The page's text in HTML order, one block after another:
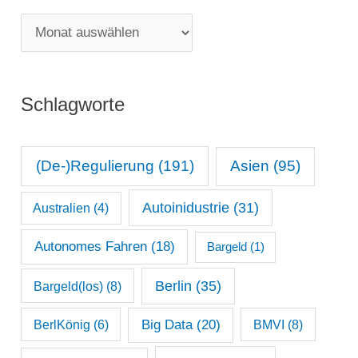
n
o
a
a
h
Schlagworte
(De-)Regulierung (191) Asien (95)
Australien (4) Autoinidustrie(31)
Autonomes Fahren(18) Bargeld(1)
Bargeld(los)(8) Berlin (35)
BerlKönig (6) Big Data(20) BMVI (8)